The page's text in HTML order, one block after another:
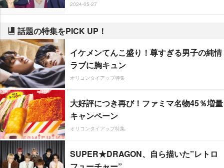
2024-05-27
話題の特集をPICK UP！
イケメンてんこ盛り！尊すぎる男子の純情
ラブに胸キュン
オリコンタイアップ特集
大好評につき再び！ファミマ名物45％増量
キャンペーン
オリコンタイアップ特集
SUPER★DRAGON、自ら描いた”レトロ